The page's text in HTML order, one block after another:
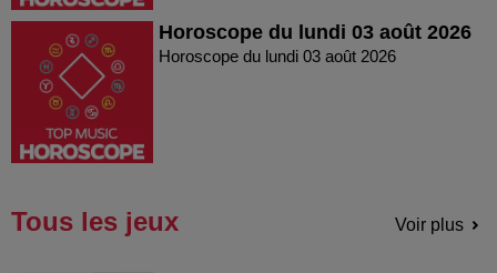
Horoscope du lundi 03 août 2026
Horoscope du lundi 03 août 2026
Tous les jeux Voir plus